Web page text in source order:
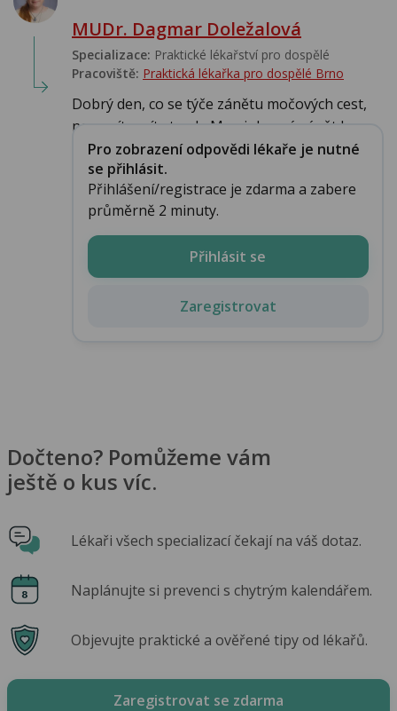
MUDr. Dagmar Doležalová
Specializace: Praktické lékařství pro dospělé
Pracoviště: Praktická lékařka pro dospělé Brno
Dobrý den, co se týče zánětu močových cest,
nemusíte mít strach. Maminka má zánět b...
Pro zobrazení odpovědi lékaře je nutné
se přihlásit.
Přihlášení/registrace je zdarma a zabere
průměrně 2 minuty.
Přihlásit se
Zaregistrovat
Dočteno? Pomůžeme vám
ještě o kus víc.
Lékaři všech specializací čekají na váš dotaz.
Naplánujte si prevenci s chytrým kalendářem.
Objevujte praktické a ověřené tipy od lékařů.
Zaregistrovat se zdarma